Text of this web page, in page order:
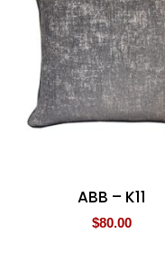
ABB – K11
$80.00